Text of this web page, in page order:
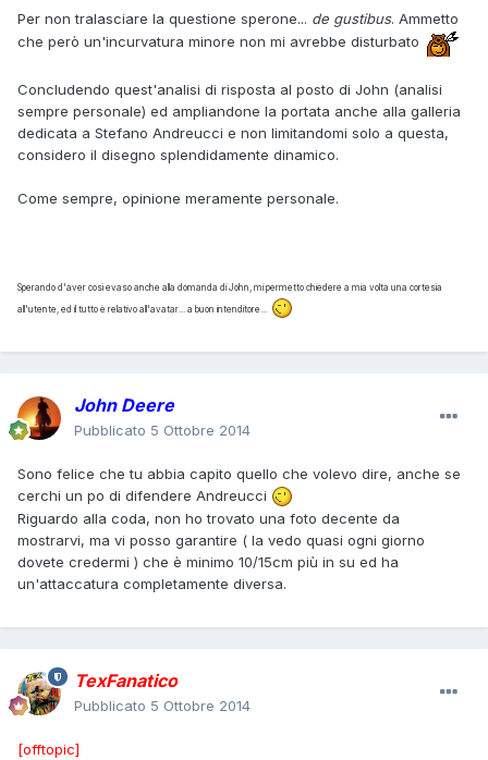
Per non tralasciare la questione sperone... de gustibus. Ammetto
che però un'incurvatura minore non mi avrebbe disturbato
Concludendo quest'analisi di risposta al posto di John (analisi
sempre personale) ed ampliandone la portata anche alla galleria
dedicata a Stefano Andreucci e non limitandomi solo a questa,
considero il disegno splendidamente dinamico.
Come sempre, opinione meramente personale.
Sperando d'aver così evaso anche alla domanda di John, mi permetto chiedere a mia volta una cortesia
all'utente, ed il tutto è relativo all'avatar... a buon intenditore...
John Deere
Pubblicato 5 Ottobre 2014
Sono felice che tu abbia capito quello che volevo dire, anche se
cerchi un po di difendere Andreucci
Riguardo alla coda, non ho trovato una foto decente da
mostrarvi, ma vi posso garantire ( la vedo quasi ogni giorno
dovete credermi ) che è minimo 10/15cm più in su ed ha
un'attaccatura completamente diversa.
TexFanatico
Pubblicato 5 Ottobre 2014
[offtopic]